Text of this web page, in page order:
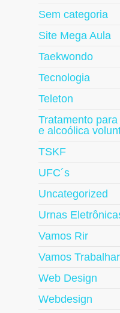
Sem categoria
Site Mega Aula
Taekwondo
Tecnologia
Teleton
Tratamento
e alcoólica
TSKF
UFC´s
Uncategorized
Urnas
Vamos Rir
Vamos Trabalhar
Web Design
Webdesign